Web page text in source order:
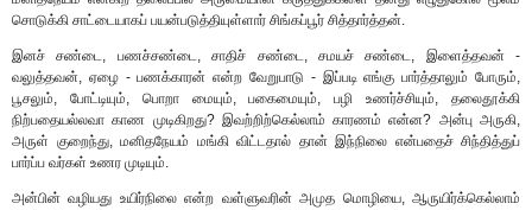
சொடுக்கி சாட்டையாகப் பயன்படுத்தியுள்ளார் சிங்கப்பூர் சித்தார்த்தன்.
இனச் சண்டை, பணச்சண்டை, சாதிச் சண்டை, சமயச் சண்டை, இளைத்தவன் -
வலுத்தவன், ஏழை - பணக்காரன் என்ற வேறுபாடு - இப்படி எங்கு பார்த்தாலும் போரும்,
பூசலும், போட்டியும், பொறா மையும், பகைமையும், பழி உணர்ச்சியும், தலைதூக்கி
நிற்பதையல்லவா காண முடிகிறது? இவற்றிற்கெல்லாம் காரணம் என்ன? அன்பு அருகி,
அருள் குறைந்து, மனிதநேயம் மங்கி விட்டதால் தான் இந்நிலை என்பதைச் சிந்தித்துப்
பார்ப்ப வர்கள் உணர முடியும்.
அன்பின் வழியது உயிர்நிலை என்ற வள்ளுவரின் அமுத மொழியை, ஆருயிர்க்கெல்லாம்